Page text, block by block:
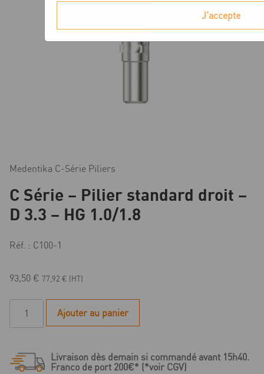
Medentika C-Série Piliers
C Série – Pilier standard droit –
D 3.3 – HG 1.0/1.8
Réf. : C100-1
93,50 € 77,92 € (HT)
-
Ajouter au panier
Livraison dès demain si commandé avant 15h40.
Franco de port 200€* (*voir CGV)
J'accepte